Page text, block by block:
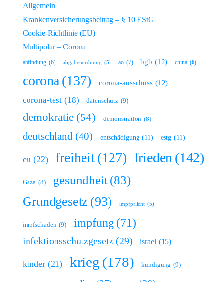
Allgemein
Krankenversicherungsbeitrag – § 10 EStG
Cookie-Richtlinie (EU)
Multipolar – Corona
abfindung (6) abgabenordnung (5) ao (7) bgb (12) china (6)
corona (137) corona-ausschuss (12)
corona-test (18) datenschutz (9)
demokratie (54) demonstration (8)
deutschland (40) entschädigung (11) estg (11)
eu (22) freiheit(127) frieden (142)
Gaza (8) gesundheit (83)
Grundgesetz (93) impfpflicht (5)
impfschaden (9) impfung (71)
infektionsschutzgesetz (29) israel (15)
kinder (21) krieg (178) kündigung (9)